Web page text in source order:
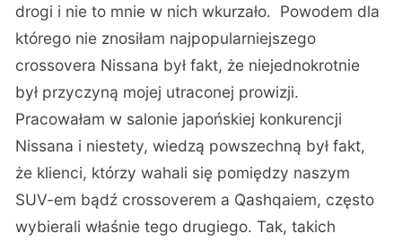
drogi i nie to mnie w nich wkurzało. Powodem dla
którego nie znosiłam najpopularniejszego
crossovera Nissana był fakt, że niejednokrotnie
był przyczyną mojej utraconej prowizji.
Pracowałam w salonie japońskiej konkurencji
Nissana i niestety, wiedzą powszechną był fakt,
że klienci, którzy wahali się pomiędzy naszym
SUV-em bądź crossoverem a Qashqaiem, często
wybierali właśnie tego drugiego. Tak, takich